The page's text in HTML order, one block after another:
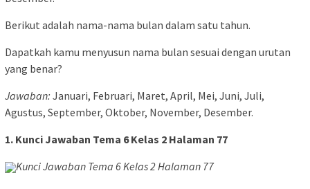
Berikut adalah nama-nama bulan dalam satu tahun.
Dapatkah kamu menyusun nama bulan sesuai dengan urutan
yang benar?
Jawaban: Januari, Februari, Maret, April, Mei, Juni, Juli,
Agustus, September, Oktober, November, Desember.
1. Kunci Jawaban Tema 6 Kelas 2 Halaman 77
Kunci Jawaban Tema 6 Kelas 2 Halaman 77